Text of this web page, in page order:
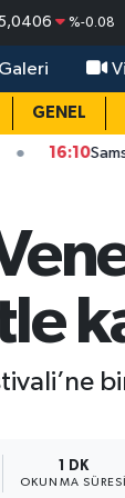
%-0.08
GENEL
Samsun
1 DK
OKUNMA SÜRESI